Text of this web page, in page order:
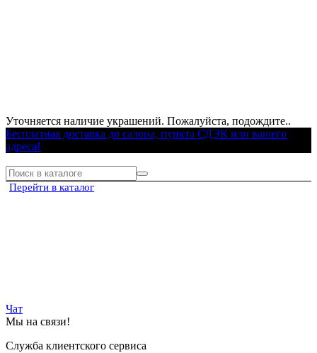
Уточняется наличие украшений. Пожалуйста, подождите..
Бесплатная доставка до салона, пункта СДЭК или вашего
адреса!
Перейти в каталог
Чат
Мы на связи!
Служба клиентского сервиса